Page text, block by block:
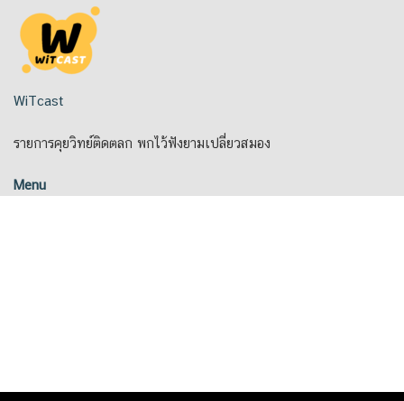
content
WiTcast
รายการคุยวิทย์ติดตลก พกไว้ฟังยามเปลี่ยวสมอง
Menu